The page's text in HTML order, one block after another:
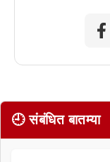
🕘 संबंधित बातम्या